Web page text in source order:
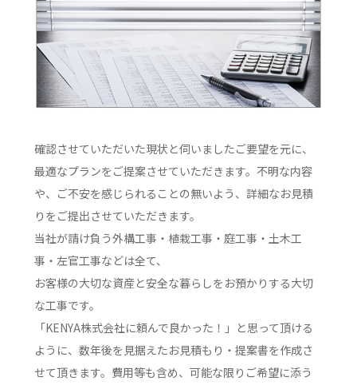
確認させていただいた現状と伺いましたご要望を元に、
最適なプランをご提案させていただきます。不明な内容
や、ご不安を感じられることの無いよう、詳細なお見積
りをご提出させていただきます。
当社が請け負う外構工事・植栽工事・庭工事・土木工
事・左官工事などは全て、
お客様の大切な資産と安全な暮らしをお預かりする大切
な工事です。
「KENYA株式会社に頼んで良かった！」と思って頂ける
ように、数年後を見据えたお見積もり・提案書を作成さ
せて頂きます。費用等も含め、可能な限りご希望に添う